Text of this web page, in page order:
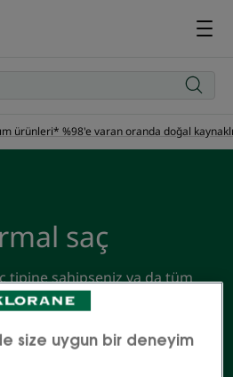
ürünleri* %98'e varan oranda doğal
saç
tipine sahipseniz ya da tüm
tek bir saç bakım serisi
yapısı ile tüm ailenizin
size uygun bir deneyim